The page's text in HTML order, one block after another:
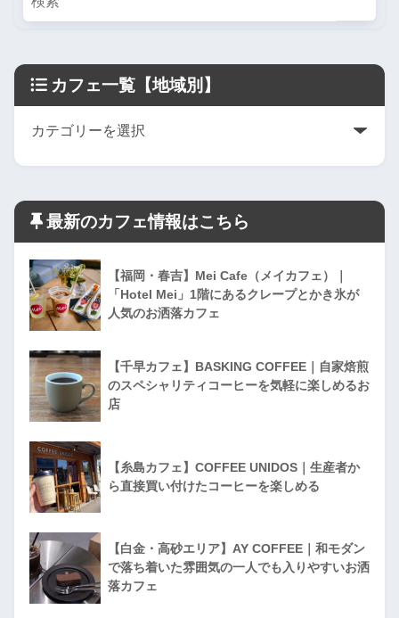
カフェ一覧【地域別】
最新のカフェ情報はこちら
【福岡・春吉】Mei Cafe（メイカフェ）｜
「Hotel Mei」1階にあるクレープとかき氷が
人気のお洒落カフェ
【千早カフェ】BASKING COFFEE｜自家焙煎
のスペシャリティコーヒーを気軽に楽しめるお
店
【糸島カフェ】COFFEE UNIDOS｜生産者か
ら直接買い付けたコーヒーを楽しめる
【白金・高砂エリア】AY COFFEE｜和モダン
で落ち着いた雰囲気の一人でも入りやすいお洒
落カフェ